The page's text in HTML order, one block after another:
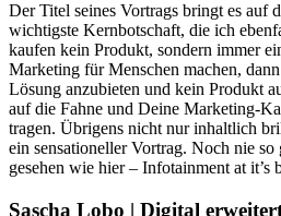
Der Titel seines Vortrags bringt es auf
wichtigste Kernbotschaft, die ich
kaufen kein Produkt, sondern immer
Marketing für Menschen machen,
Lösung anzubieten und kein Produkt
auf die Fahne und Deine Marketing-
tragen. Übrigens nicht nur inhaltlich
ein sensationeller Vortrag. Noch nie so
gesehen wie hier – Infotainment at it’s
Sascha Lobo | Digital